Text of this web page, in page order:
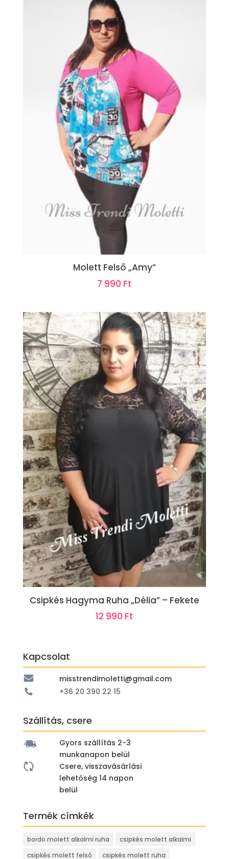
Molett Felső „Amy”
7 990 Ft
Csipkés Hagyma Ruha „Délia” – Fekete
12 990 Ft
Kapcsolat
misstrendimoletti@gmail.com
+36 20 390 22 15
Szállítás, csere
Gyors szállítás 2-3
munkanapon belül
Csere, visszavásárlási
lehetőség 14 napon
belül
Termék címkék
bordo molett alkalmi ruha
csipkés molett alkalmi
csipkés molett felső
csipkés molett ruha